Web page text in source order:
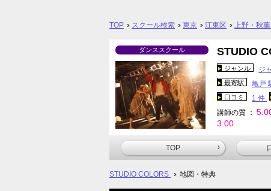
TOP スクール検索 東京 江東区 上野・秋
ダンススクール STUDIO
ジャンル ジ
最寄駅 亀戸
口コミ 1 件
講師の質 ：
3.00
TOP
STUDIO COLORS 地図・特典